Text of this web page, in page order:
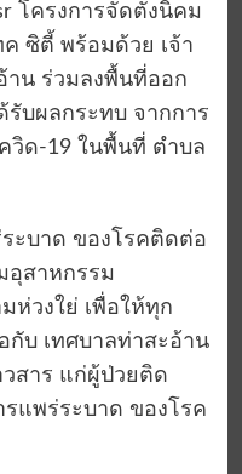
โครงการจัดตั้งนิคม
ค ซิตี้ พร้อมด้วย เจ้า
าน ร่วมลงพื้นที่ออก
รับผลกระทบ จากการ
วิด-19 ในพื้นที่ ตำบล
ะบาด ของโรคติดต่อ
อุสาหกรรม
ห่วงใย่ เพื่อให้ทุก
บ เทศบาลท่าสะอ้าน
สาร แก่ผู้ป่วยติด
รแพร่ระบาด ของโรค